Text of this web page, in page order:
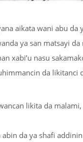
aikata wani abu
ya san matsayi
xabi’u nasu
da likitanci
likita da
abin da ya shafi